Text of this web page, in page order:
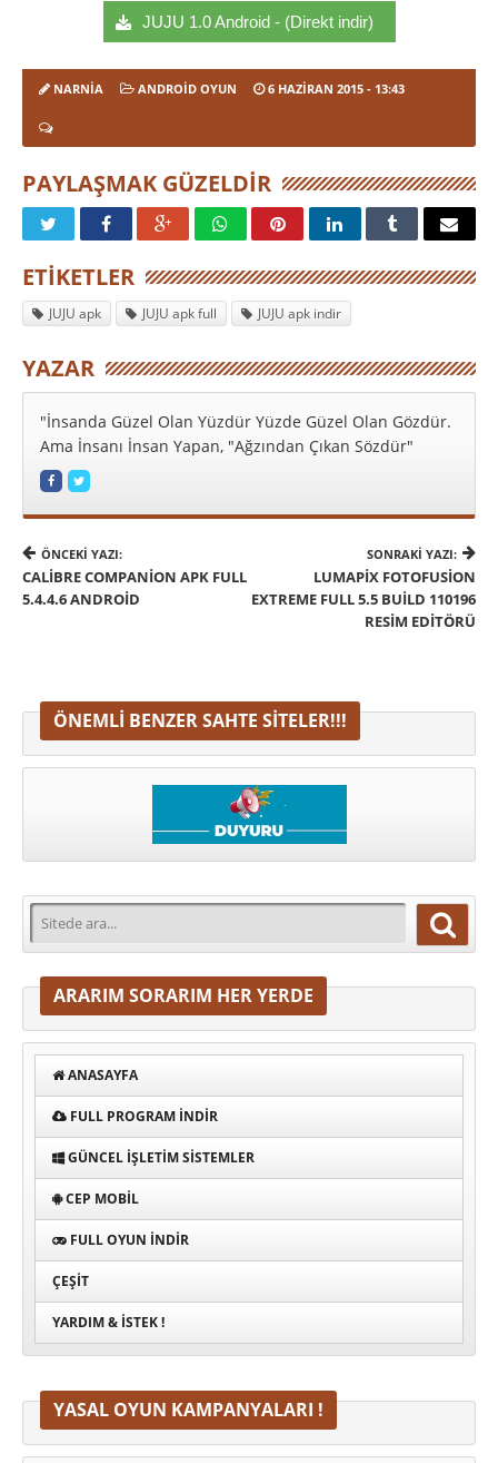
JUJU 1.0 Android - (Direkt indir)
NARNIA ANDROID OYUN 6 HAZIRAN 2015 - 13:43
PAYLAŞMAK GÜZELDIR
ETIKETLER
JUJU apk JUJU apk full JUJU apk indir
YAZAR
"İnsanda Güzel Olan Yüzdür Yüzde Güzel Olan Gözdür.
Ama İnsanı İnsan Yapan, "Ağzından Çıkan Sözdür"
ÖNCEKI YAZI:
CALIBRE COMPANION APK FULL
5.4.4.6 ANDROID
SONRAKI YAZI:
LUMAPIX FOTOFUSION
EXTREME FULL 5.5 BUILD 110196
RESIM EDITÖRÜ
ÖNEMLI BENZER SAHTE SITELER!!!
ARARIM SORARIM HER YERDE
ANASAYFA
FULL PROGRAM INDIR
GÜNCEL İŞLETIM SISTEMLER
CEP MOBIL
FULL OYUN İNDIR
ÇEŞIT
YARDIM & İSTEK !
YASAL OYUN KAMPANYALARI !